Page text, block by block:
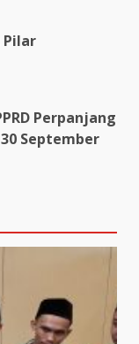
Pilar
Perpanjang
September